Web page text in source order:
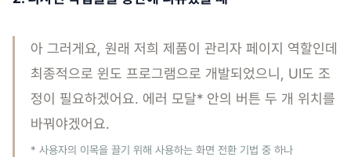
아 그러게요, 원래 저희 제품이 관리자 페이지 역할인데
최종적으로 윈도 프로그램으로 개발되었으니, UI도 조
정이 필요하겠어요. 에러 모달* 안의 버튼 두 개 위치를
바꿔야겠어요.
* 사용자의 이목을 끌기 위해 사용하는 화면 전환 기법 중 하나